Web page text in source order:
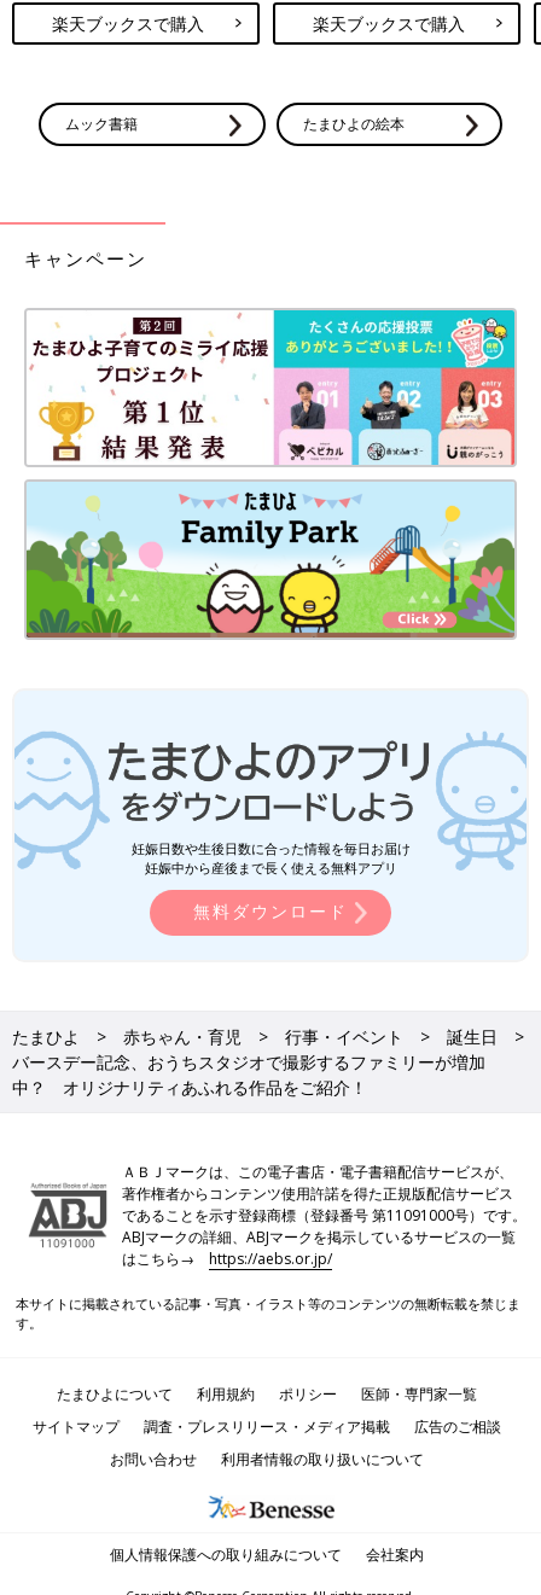
楽天ブックスで購入 楽天ブックスで購入
ムック書籍 たまひよの絵本
キャンペーン
妊娠日数や生後日数に合った情報を毎日お届け
妊娠中から産後まで長く使える無料アプリ
無料ダウンロード
たまひよ 赤ちゃん・育児 行事・イベント
誕生日
バースデー記念、おうちスタジオで撮影するファミリーが増加
中？ オリジナリティあふれる作品をご紹介！
ＡＢＪマークは、この電子書店・電子書籍配信サービスが、
著作権者からコンテンツ使用許諾を得た正規版配信サービス
であることを示す登録商標（登録番号 第11091000号）です。
ABJマークの詳細、ABJマークを掲示しているサービスの一覧
はこちら→https://aebs.or.jp/
本サイトに掲載されている記事・写真・イラスト等のコンテンツの無断転載を禁じま
す。
たまひよについて 利用規約 ポリシー
医師・専門家一覧
サイトマップ
調査・プレスリリース・メディア掲載
広告のご相談
お問い合わせ
利用者情報の取り扱いについて
個人情報保護への取り組みについて 会社案内